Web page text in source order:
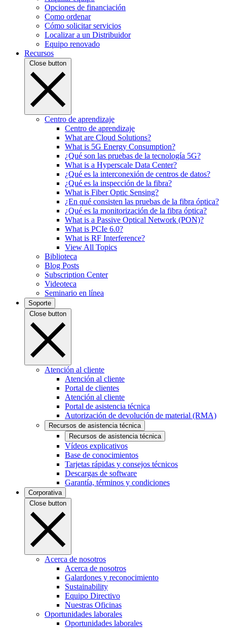
Opciones de financiación
Como ordenar
Cómo solicitar servicios
Localizar a un Distribuidor
Equipo renovado
Recursos
Close button
Centro de aprendizaje
Centro de aprendizaje
What are Cloud Solutions?
What is 5G Energy Consumption?
¿Qué son las pruebas de la tecnología 5G?
What is a Hyperscale Data Center?
¿Qué es la interconexión de centros de datos?
¿Qué es la inspección de la fibra?
What is Fiber Optic Sensing?
¿En qué consisten las pruebas de la fibra óptica?
¿Qué es la monitorización de la fibra óptica?
What is a Passive Optical Network (PON)?
What is PCIe 6.0?
What is RF Interference?
View All Topics
Biblioteca
Blog Posts
Subscription Center
Videoteca
Seminario en línea
Soporte
Close button
Atención al cliente
Atención al cliente
Portal de clientes
Atención al cliente
Portal de asistencia técnica
Autorización de devolución de material (RMA)
Recursos de asistencia técnica
Recursos de asistencia técnica
Vídeos explicativos
Base de conocimientos
Tarjetas rápidas y consejos técnicos
Descargas de software
Garantía, términos y condiciones
Corporativa
Close button
Acerca de nosotros
Acerca de nosotros
Galardones y reconocimiento
Sustainability
Equipo Directivo
Nuestras Oficinas
Oportunidades laborales
Oportunidades laborales